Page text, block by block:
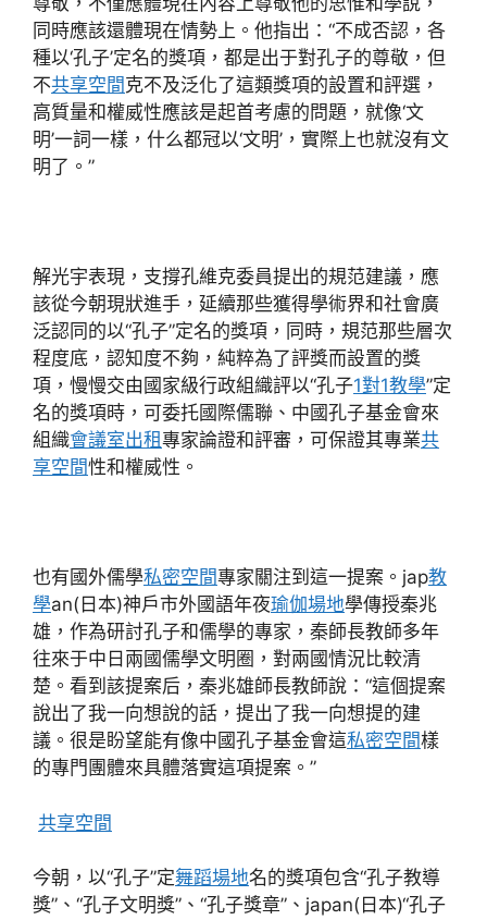
同時應該還體現在情勢上。他指出：“不成否認，各
種以‘孔子’定名的獎項，都是出于對孔子的尊敬，但
不共享空間克不及泛化了這類獎項的設置和評選，
高質量和權威性應該是起首考慮的問題，就像‘文
明’一詞一樣，什么都冠以‘文明’，實際上也就沒有文
明了。”
解光宇表現，支撐孔維克委員提出的規范建議，應
該從今朝現狀進手，延續那些獲得學術界和社會廣
泛認同的以“孔子”定名的獎項，同時，規范那些層次
程度底，認知度不夠，純粹為了評獎而設置的獎
項，慢慢交由國家級行政組織評以“孔子1對1教學”定
名的獎項時，可委托國際儒聯、中國孔子基金會來
組織會議室出租專家論證和評審，可保證其專業共
享空間性和權威性。
也有國外儒學私密空間專家關注到這一提案。jap教
學an(日本)神戶市外國語年夜瑜伽場地學傳授秦兆
雄，作為研討孔子和儒學的專家，秦師長教師多年
往來于中日兩國儒學文明圈，對兩國情況比較清
楚。看到該提案后，秦兆雄師長教師說：“這個提案
說出了我一向想說的話，提出了我一向想提的建
議。很是盼望能有像中國孔子基金會這私密空間樣
的專門團體來具體落實這項提案。”
共享空間
今朝，以“孔子”定舞蹈場地名的獎項包含“孔子教導
獎”、“孔子文明獎”、“孔子獎章”、japan(日本)“孔子